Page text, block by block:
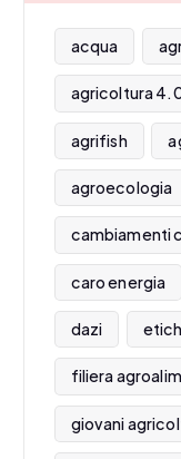
acqua
agricoltura
agrifish
agroecologia
cambiamenti
caro energia
dazi
filiera
giovani